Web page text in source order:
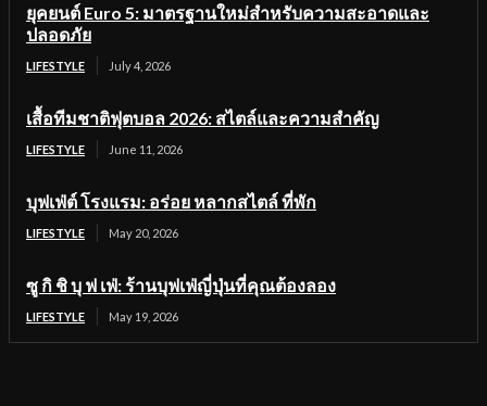
ยุคยนต์ Euro 5: มาตรฐานใหม่สำหรับความสะอาดและ
ปลอดภัย
LIFESTYLE July 4, 2026
เสื้อทีมชาติฟุตบอล 2026: สไตล์และความสำคัญ
LIFESTYLE June 11, 2026
บุฟเฟ่ต์ โรงแรม: อร่อย หลากสไตล์ ที่พัก
LIFESTYLE May 20, 2026
ซู กิ ชิ บุ ฟ เฟ่: ร้านบุฟเฟ่ญี่ปุ่นที่คุณต้องลอง
LIFESTYLE May 19, 2026